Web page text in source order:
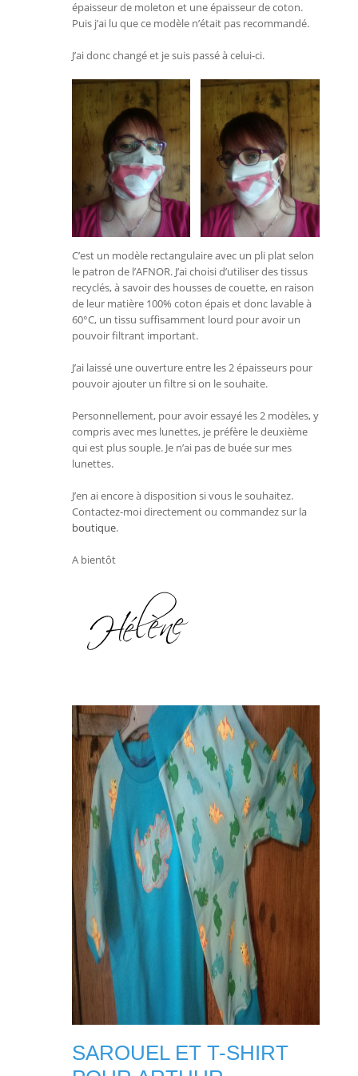
épaisseur de moleton et une épaisseur de coton.
Puis j’ai lu que ce modèle n’était pas recommandé.
J’ai donc changé et je suis passé à celui-ci.
C’est un modèle rectangulaire avec un pli plat selon
le patron de l’AFNOR. J’ai choisi d’utiliser des tissus
recyclés, à savoir des housses de couette, en raison
de leur matière 100% coton épais et donc lavable à
60°C, un tissu suffisamment lourd pour avoir un
pouvoir filtrant important.
J’ai laissé une ouverture entre les 2 épaisseurs pour
pouvoir ajouter un filtre si on le souhaite.
Personnellement, pour avoir essayé les 2 modèles, y
compris avec mes lunettes, je préfère le deuxième
qui est plus souple. Je n’ai pas de buée sur mes
lunettes.
J’en ai encore à disposition si vous le souhaitez.
Contactez-moi directement ou commandez sur la
boutique.
A bientôt
SAROUEL ET T-SHIRT